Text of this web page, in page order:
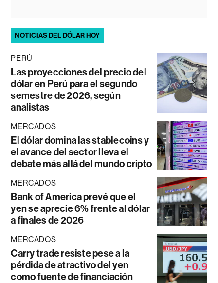
NOTICIAS DEL DÓLAR HOY
PERÚ
Las proyecciones del precio del
dólar en Perú para el segundo
semestre de 2026, según
analistas
MERCADOS
El dólar domina las stablecoins y
el avance del sector lleva el
debate más allá del mundo cripto
MERCADOS
Bank of America prevé que el
yen se aprecie 6% frente al dólar
a finales de 2026
MERCADOS
Carry trade resiste pese a la
pérdida de atractivo del yen
como fuente de financiación